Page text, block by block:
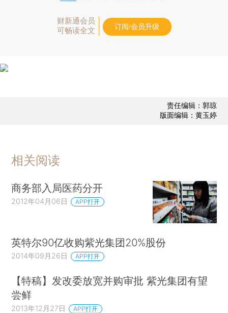
财新通会员
可畅读全文
订阅/会员升级
责任编辑：郭琼
版面编辑：黄玉婷
相关阅读
商务部入局医药分开
2012年04月06日 APP打开
英特尔90亿收购紫光集团20%股份
2014年09月26日 APP打开
【特稿】发改委放宽并购审批 紫光集团有望
尝鲜
2013年12月27日 APP打开